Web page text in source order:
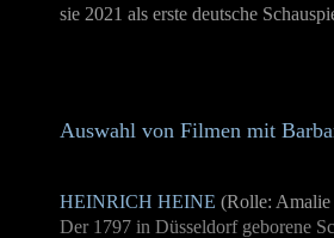
sie 2021 als erste deutsche
Auswahl von Filmen mit
HEINRICH HEINE (Rolle: Amalie
Der 1797 in Düsseldorf geborene